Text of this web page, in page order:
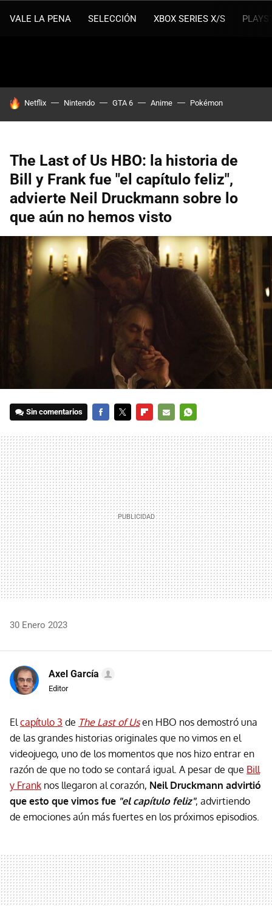
VALE LA PENA SELECCIÓN XBOX SERIES X/S
HOY SE HABLA DE
Netflix Nintendo GTA 6 Anime Pokémon
The Last of Us HBO: la historia de
Bill y Frank fue "el capítulo feliz",
advierte Neil Druckmann sobre lo
que aún no hemos visto
Sin comentarios
MAIL
30 Enero 2023
Axel García
Editor
El capítulo 3 de The Last of Usen HBO nos demostró una
de las grandes historias originales que no vimos en el
videojuego, uno de los momentos que nos hizo entrar en
razón de que no todo se contará igual. A pesar de que Bill
y Frank nos llegaron al corazón, Neil Druckmann advirtió
que esto que vimos fue "el capítulo feliz", advirtiendo
de emociones aún más fuertes en los próximos episodios.